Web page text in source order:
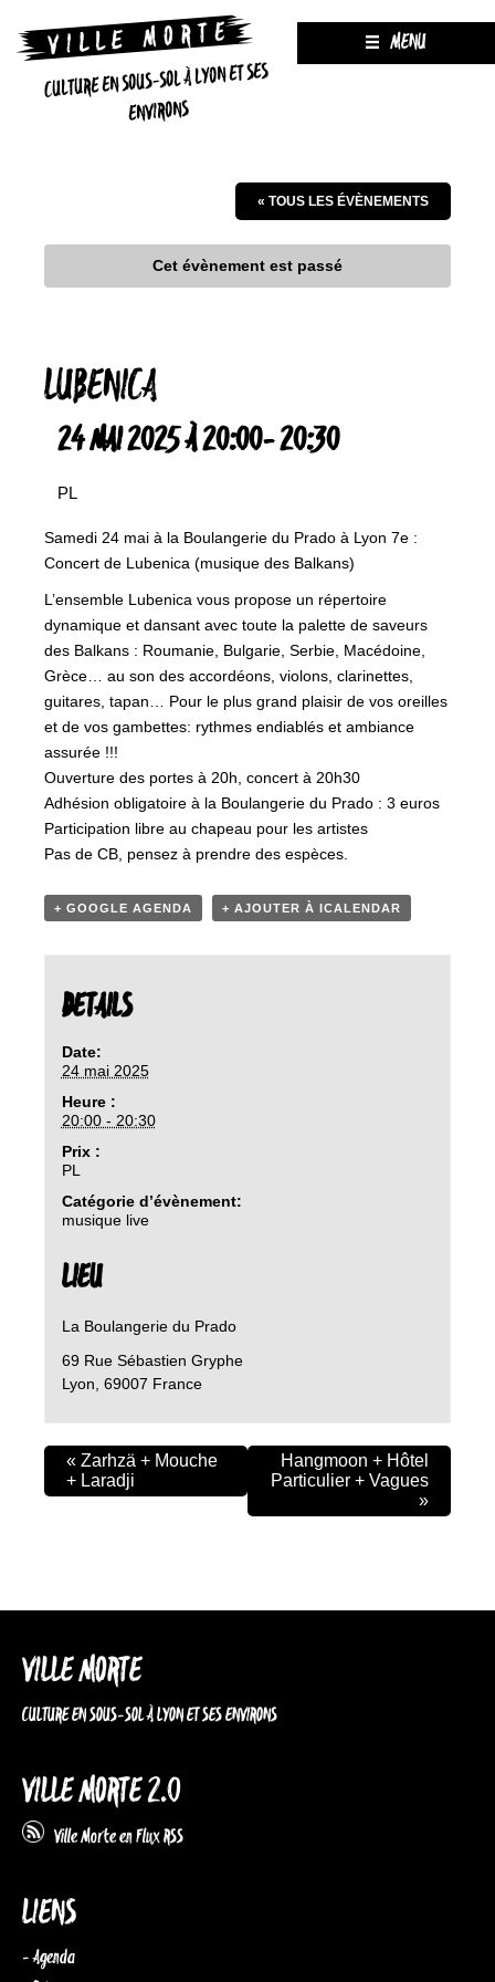
CULTURE EN SOUS-SOL À LYON ET SES
ENVIRONS
MENU
« TOUS LES ÉVÈNEMENTS
Cet évènement est passé
LUBENICA
24 MAI 2025 À 20:00-20:30
PL
Samedi 24 mai à la Boulangerie du Prado à Lyon 7e :
Concert de Lubenica (musique des Balkans)
L’ensemble Lubenica vous propose un répertoire
dynamique et dansant avec toute la palette de saveurs
des Balkans : Roumanie, Bulgarie, Serbie, Macédoine,
Grèce… au son des accordéons, violons, clarinettes,
guitares, tapan… Pour le plus grand plaisir de vos oreilles
et de vos gambettes: rythmes endiablés et ambiance
assurée !!!
Ouverture des portes à 20h, concert à 20h30
Adhésion obligatoire à la Boulangerie du Prado : 3 euros
Participation libre au chapeau pour les artistes
Pas de CB, pensez à prendre des espèces.
+ GOOGLE AGENDA + AJOUTER À ICALENDAR
DETAILS
Date:
24 mai 2025
Heure :
20:00 - 20:30
Prix :
PL
Catégorie d’évènement:
musique live
LIEU
La Boulangerie du Prado
69 Rue Sébastien Gryphe
Lyon 69007 France
« Zarhzä + Mouche
+ Laradji
Hangmoon + Hôtel
Particulier + Vagues
»
VILLE MORTE
CULTURE EN SOUS-SOL À LYON ET SES ENVIRONS
VILLE MORTE 2.0
Ville Morte en Flux RSS
LIENS
- Agenda